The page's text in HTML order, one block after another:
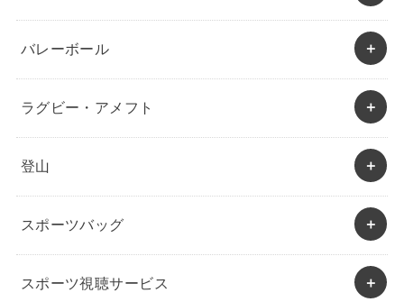
バレーボール
ラグビー・アメフト
登山
スポーツバッグ
スポーツ視聴サービス